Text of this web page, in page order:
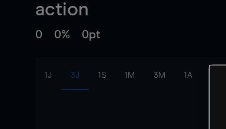
action
0 0% 0pt
1J 3J 1S 1M 3M 1A